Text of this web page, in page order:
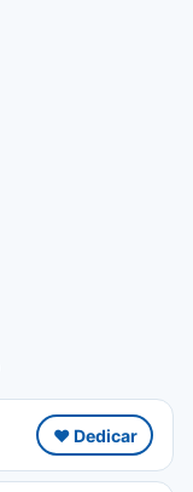
❤️ Dedicar